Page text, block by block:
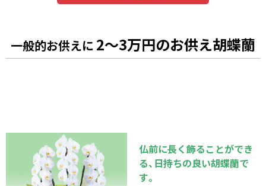
一般的お供えに 2～3万円のお供え胡蝶蘭
仏前に長く飾ることができ
る、日持ちの良い胡蝶蘭で
す。